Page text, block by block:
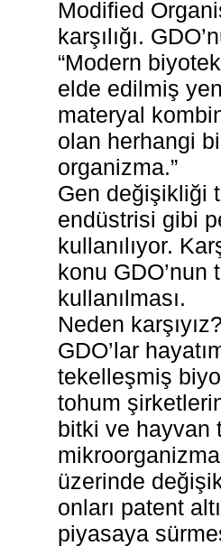
Modified
karşılığı.
“Modern
elde edilmiş
materyal
olan herhangi
organizma.”
Gen değişikliği
endüstrisi gibi
kullanılıyor.
konu GDO’nun
kullanılması.
Neden
GDO’lar
tekelleşmiş
tohum
bitki ve hayvan
üzerinde
onları patent
piyasaya